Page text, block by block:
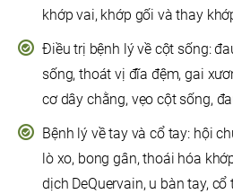
khớp vai, khớp gối và thay
Điều trị bệnh lý về cột sống:
sống, thoát vị đĩa đệm, gai
cơ dây chằng, vẹo cột sống,
Bệnh lý về tay và cổ tay: hội
lò xo, bong gân, thoái hóa
dịch DeQuervain, u bàn tay, cổ